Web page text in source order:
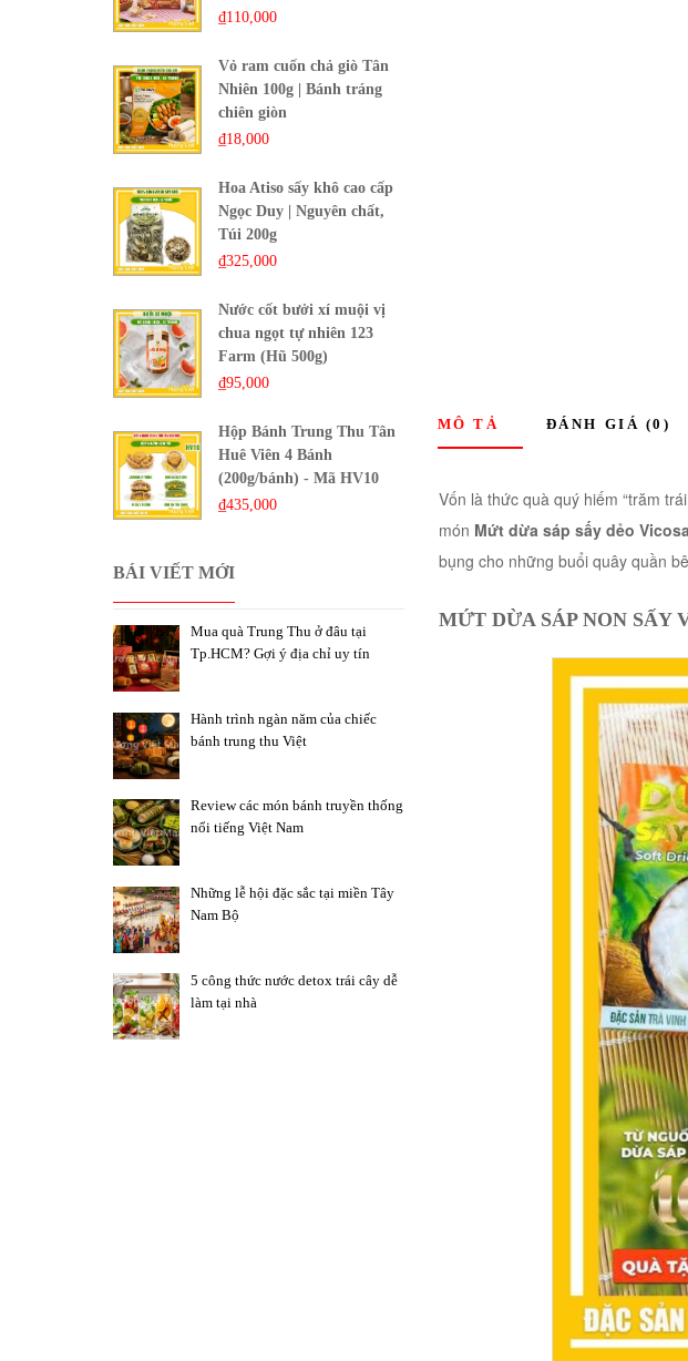
₫110,000
Vỏ ram cuốn chả giò Tân
Nhiên 100g | Bánh tráng
chiên giòn
₫18,000
Hoa Atiso sấy khô cao cấp
Ngọc Duy | Nguyên chất,
Túi 200g
₫325,000
Nước cốt bưởi xí muội vị
chua ngọt tự nhiên 123
Farm (Hũ 500g)
₫95,000
Hộp Bánh Trung Thu Tân
Huê Viên 4 Bánh
(200g/bánh) - Mã HV10
₫435,000
BÁI VIẾT MỚI
Mua quà Trung Thu ở đâu tại
Tp.HCM? Gợi ý địa chỉ uy tín
Hành trình ngàn năm của chiếc
bánh trung thu Việt
Review các món bánh truyền thống
nổi tiếng Việt Nam
Những lễ hội đặc sắc tại miền Tây
Nam Bộ
5 công thức nước detox trái cây dễ
làm tại nhà
MÔ TẢ ĐÁNH GIÁ (0)
Vốn là thức quà quý hiếm “trăm
món Mứt dừa sáp sấy dẻo
bụng cho những buổi quây quần
MỨT DỪA SÁP NON SẤY